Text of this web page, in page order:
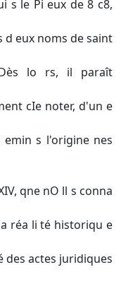
s le Pi eux de 8 c8,
d eux noms de saint
lo rs, il paraît
cIe noter, d'un e
s l'origine nes
qne nO ll s conna
réa li té historiqu e
des actes juridiques